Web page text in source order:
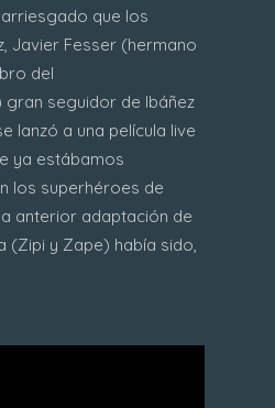
que los
Javier Fesser (hermano
del
gran seguidor de Ibáñez
lanzó a una película live
ya estábamos
los superhéroes de
anterior adaptación de
(Zipi y Zape) había sido,